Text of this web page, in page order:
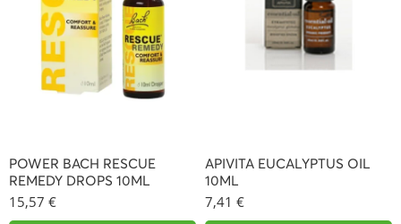
POWER BACH RESCUE
REMEDY DROPS 10ML
15,57 €
APIVITA EUCALYPTUS OIL
10ML
7,41 €